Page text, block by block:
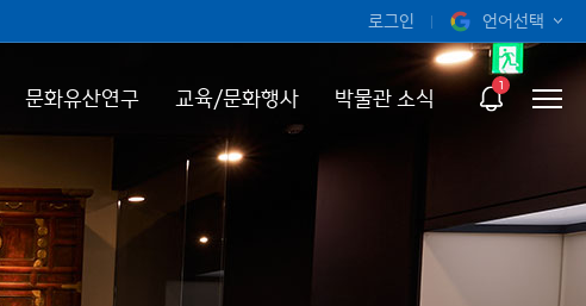
오늘 하루 보지 않기
로그인 언어선택
KOR
ENG
문화유산연구 교육/문화행사 박물관 소식 1